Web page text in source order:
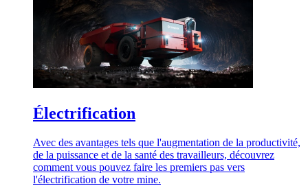
Électrification
Avec des avantages tels que l'augmentation de la productivité,
de la puissance et de la santé des travailleurs, découvrez
comment vous pouvez faire les premiers pas vers
l'électrification de votre mine.